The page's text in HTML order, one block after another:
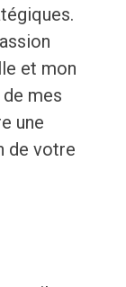
et mon
mes
une
de votre